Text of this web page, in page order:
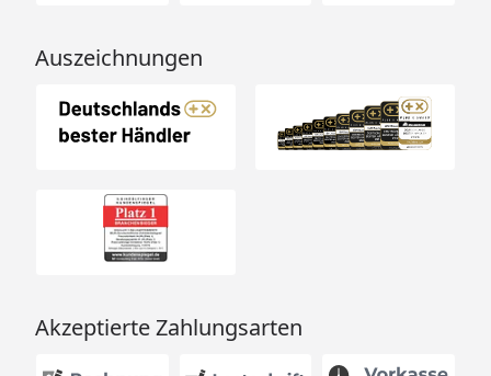
Auszeichnungen
Akzeptierte Zahlungsarten